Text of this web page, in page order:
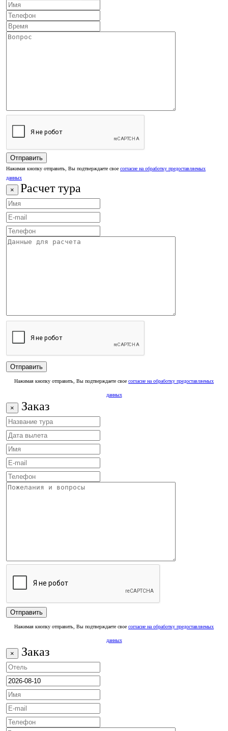
Нажимая кнопку отправить, Вы подтверждаете свое согласие на обработку предоставляемых
данных
× Расчет тура
Нажимая кнопку отправить, Вы подтверждаете свое согласие на обработку предоставляемых
данных
× Заказ
Нажимая кнопку отправить, Вы подтверждаете свое согласие на обработку предоставляемых
данных
× Заказ